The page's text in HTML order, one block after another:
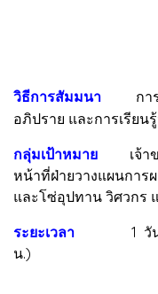
วิธีการสัมมนา
กา
อภิปราย และการเรีย
กลุ่มเป้าหมาย เจ้าขอ
หน้าที่ฝ่ายวางแผนการ
และโซ่อุปทาน วิศวกร
ระยะเวลา 1 วัน จำ
น.)